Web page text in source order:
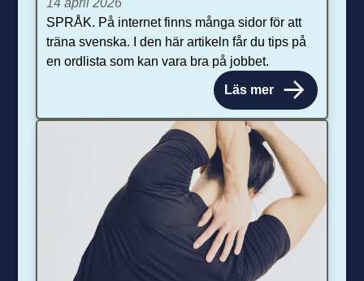
SPRÅK. På internet finns många sidor för att
träna svenska. I den här artikeln får du tips på
en ordlista som kan vara bra på jobbet.
Läs mer